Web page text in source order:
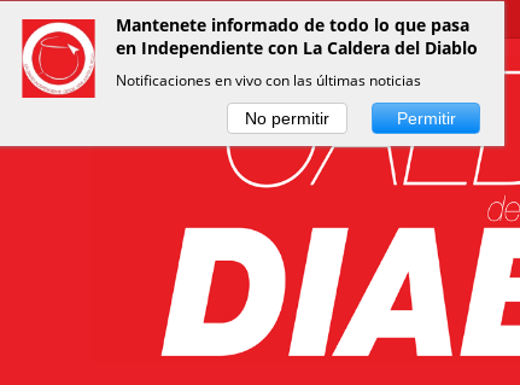
Mantenete informado de todo lo que pasa
en Independiente con La Caldera del Diablo
Notificaciones en vivo con las últimas noticias
No permitir Permitir